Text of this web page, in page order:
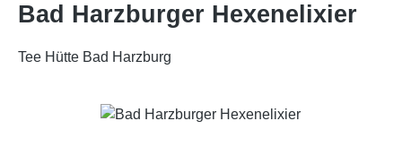
Bad Harzburger Hexenelixier
Tee Hütte Bad Harzburg
Bildergalerie überspringen